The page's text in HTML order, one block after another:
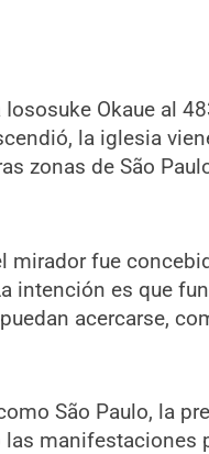
Okaue al
la iglesia
zonas de São
mirador fue
intención es que
acercarse,
São Paulo, la
las manifestaciones